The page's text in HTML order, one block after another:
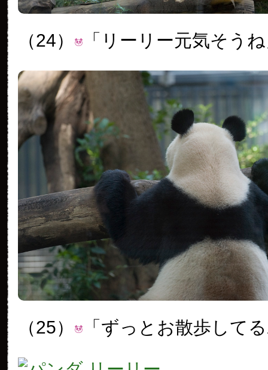
（24） 「リーリー元気そう
（25） 「ずっとお散歩して